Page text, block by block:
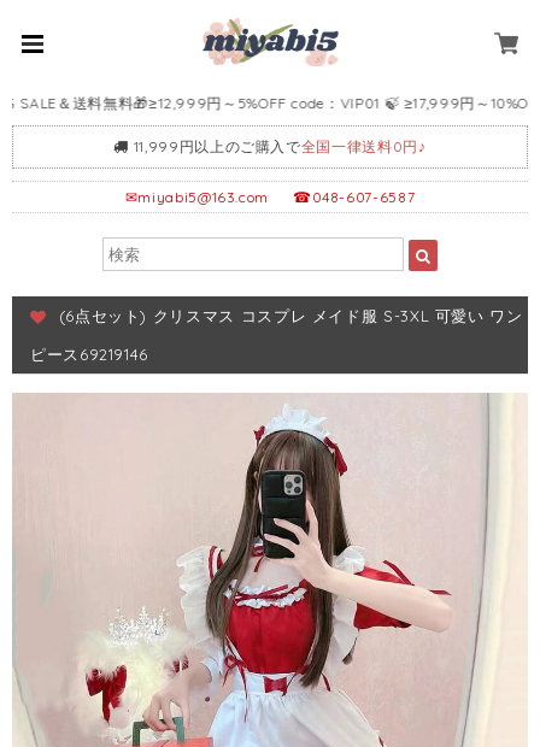
＆送料無料🎁≥12,999円～5%OFF code：VIP01 🍃 ≥17,999円～10%OFF
11,999円以上のご購入で全国一律送料0円♪
✉miyabi5@163.com ☎048-607-6587
(6点セット) クリスマス コスプレ メイド服 S-3XL 可愛い ワン
ピース69219146